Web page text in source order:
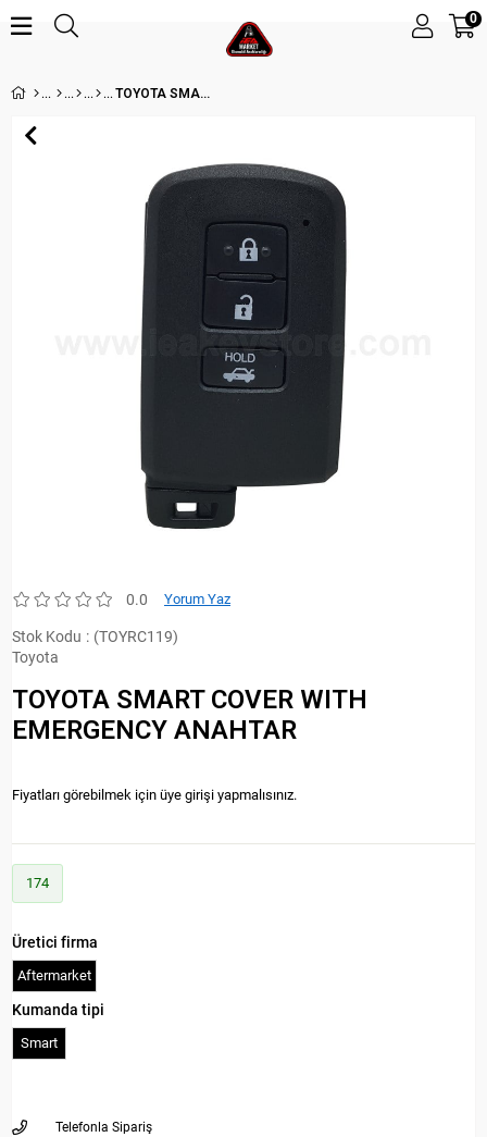
0
TOYOTA SMART COVER WITH EMERGENCY ANAHTAR
0.0 Yorum Yaz
Stok Kodu
(TOYRC119)
Toyota
TOYOTA SMART COVER WITH
EMERGENCY ANAHTAR
Fiyatları görebilmek için üye girişi yapmalısınız.
174
Üretici firma
Aftermarket
Kumanda tipi
Smart
Telefonla Sipariş